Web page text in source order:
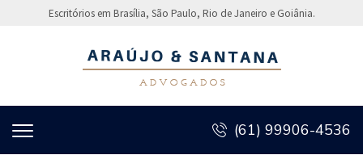
Escritórios em Brasília, São Paulo, Rio de Janeiro e Goiânia.
(61) 99906-4536